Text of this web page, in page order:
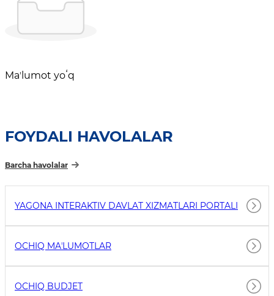
Maʼlumot yoʻq
FOYDALI HAVOLALAR
Barcha havolalar
YAGONA INTERAKTIV DAVLAT XIZMATLARI PORTALI
OCHIQ MAʼLUMOTLAR
OCHIQ BUDJET